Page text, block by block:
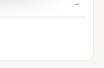
—